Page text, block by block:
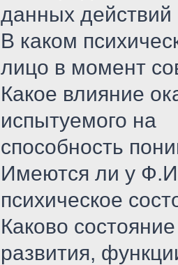
данных действий
В каком
лицо в момент
Какое влияние
испытуемого на
способность
Имеются ли у
психическое
Каково
развития,